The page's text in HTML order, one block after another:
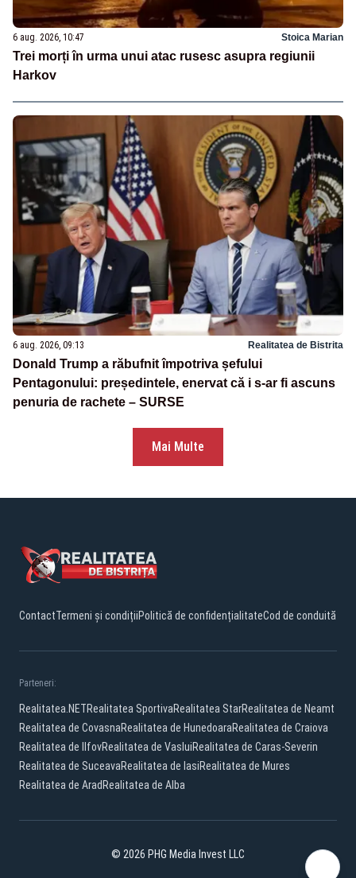
6 aug. 2026, 10:47 Stoica Marian
Trei morți în urma unui atac rusesc asupra regiunii
Harkov
6 aug. 2026, 09:13 Realitatea de Bistrita
Donald Trump a răbufnit împotriva șefului
Pentagonului: președintele, enervat că i s-ar fi ascuns
penuria de rachete – SURSE
Mai Multe
ContactTermeni și condițiiPolitică de confidențialitateCod de conduită
Parteneri:
Realitatea.NETRealitatea SportivaRealitatea StarRealitatea de Neamt
Realitatea de CovasnaRealitatea de HunedoaraRealitatea de Craiova
Realitatea de IlfovRealitatea de VasluiRealitatea de Caras-Severin
Realitatea de SuceavaRealitatea de IasiRealitatea de Mures
Realitatea de Arad Realitatea de Alba
© 2026 PHG Media Invest LLC